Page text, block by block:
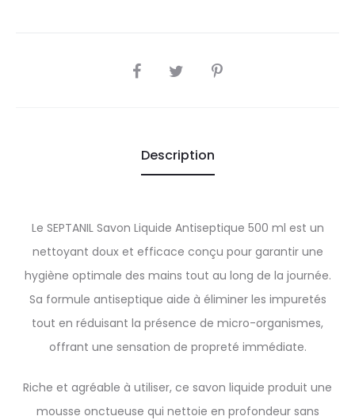
SHARE
Description
Le SEPTANIL Savon Liquide Antiseptique 500 ml est un
nettoyant doux et efficace conçu pour garantir une
hygiène optimale des mains tout au long de la journée.
Sa formule antiseptique aide à éliminer les impuretés
tout en réduisant la présence de micro-organismes,
offrant une sensation de propreté immédiate.
Riche et agréable à utiliser, ce savon liquide produit une
mousse onctueuse qui nettoie en profondeur sans